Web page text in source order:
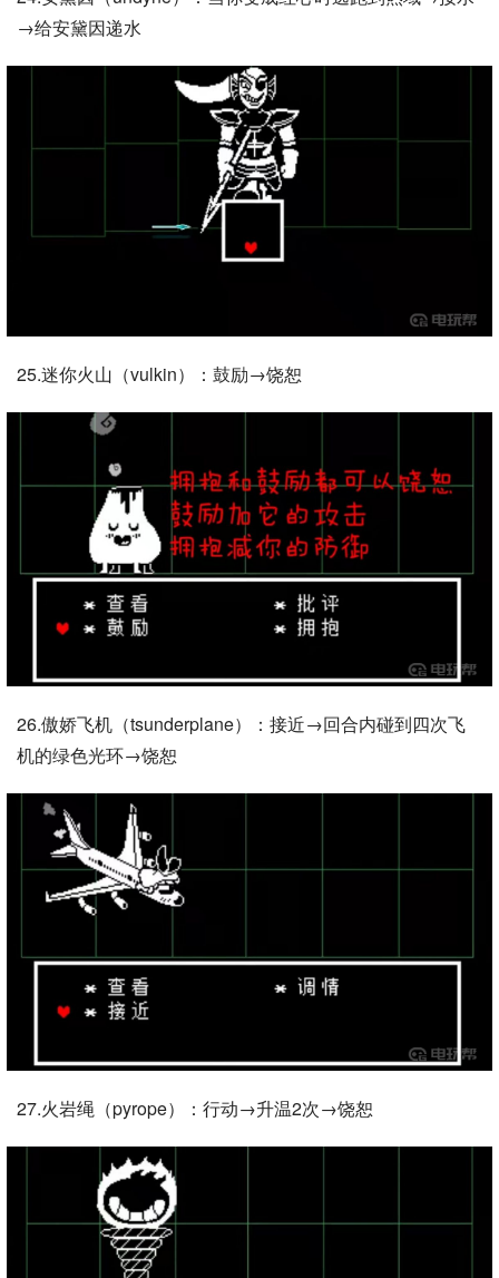
→给安黛因递水
25.迷你火山（vulkin）：鼓励→饶恕
26.傲娇飞机（tsunderplane）：接近→回合内碰到四次飞
机的绿色光环→饶恕
27.火岩绳（pyrope）：行动→升温2次→饶恕